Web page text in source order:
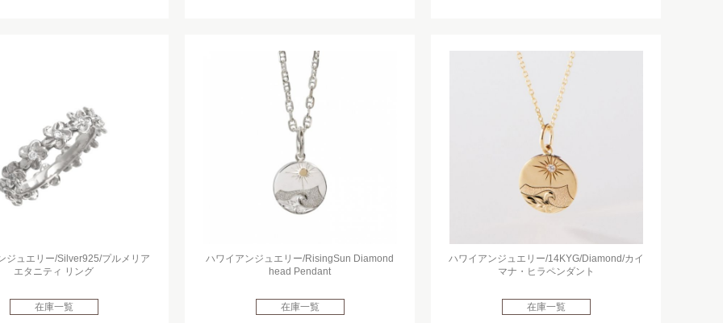
ジュエリー/Silver925/プルメリア
エタニティ リング
在庫一覧
ハワイアンジュエリー/RisingSun Diamond
head Pendant
在庫一覧
ハワイアンジュエリー/14KYG/Diamond/カイ
マナ・ヒラペンダント
在庫一覧